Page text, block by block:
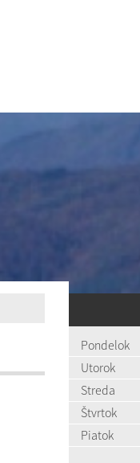
Pondelok
Utorok
Streda
Štvrtok
Piatok